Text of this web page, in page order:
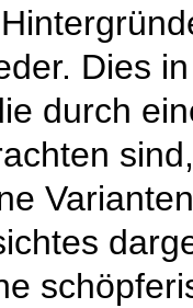
Dies
durch